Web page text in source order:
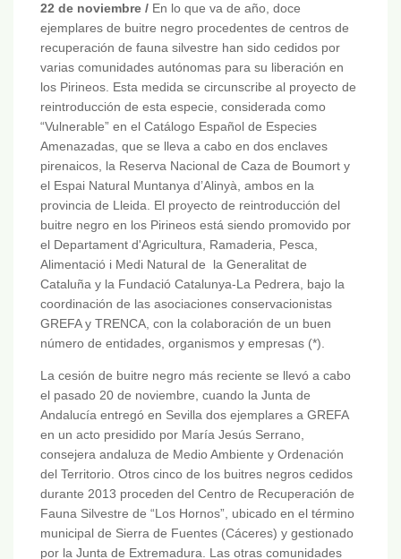
22 de noviembre / En lo que va de año, doce
ejemplares de buitre negro procedentes de centros de
recuperación de fauna silvestre han sido cedidos por
varias comunidades autónomas para su liberación en
los Pirineos. Esta medida se circunscribe al proyecto de
reintroducción de esta especie, considerada como
“Vulnerable” en el Catálogo Español de Especies
Amenazadas, que se lleva a cabo en dos enclaves
pirenaicos, la Reserva Nacional de Caza de Boumort y
el Espai Natural Muntanya d’Alinyà, ambos en la
provincia de Lleida. El proyecto de reintroducción del
buitre negro en los Pirineos está siendo promovido por
el Departament d'Agricultura, Ramaderia, Pesca,
Alimentació i Medi Natural de la Generalitat de
Cataluña y la Fundació Catalunya-La Pedrera, bajo la
coordinación de las asociaciones conservacionistas
GREFA y TRENCA, con la colaboración de un buen
número de entidades, organismos y empresas (*).
La cesión de buitre negro más reciente se llevó a cabo
el pasado 20 de noviembre, cuando la Junta de
Andalucía entregó en Sevilla dos ejemplares a GREFA
en un acto presidido por María Jesús Serrano,
consejera andaluza de Medio Ambiente y Ordenación
del Territorio. Otros cinco de los buitres negros cedidos
durante 2013 proceden del Centro de Recuperación de
Fauna Silvestre de “Los Hornos”, ubicado en el término
municipal de Sierra de Fuentes (Cáceres) y gestionado
por la Junta de Extremadura. Las otras comunidades